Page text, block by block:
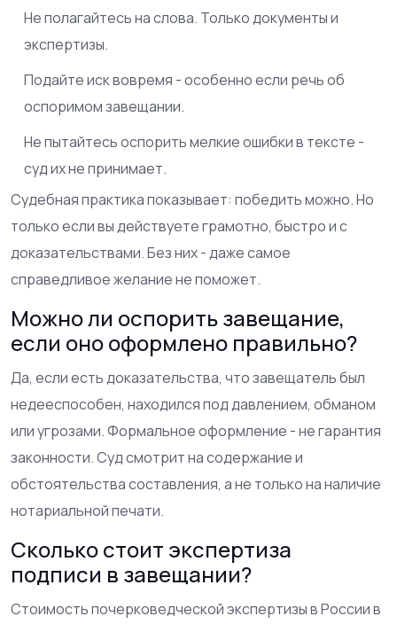
Не полагайтесь на слова. Только документы и
экспертизы.
Подайте иск вовремя - особенно если речь об
оспоримом завещании.
Не пытайтесь оспорить мелкие ошибки в тексте -
суд их не принимает.
Судебная практика показывает: победить можно. Но
только если вы действуете грамотно, быстро и с
доказательствами. Без них - даже самое
справедливое желание не поможет.
Можно ли оспорить завещание,
если оно оформлено правильно?
Да, если есть доказательства, что завещатель был
недееспособен, находился под давлением, обманом
или угрозами. Формальное оформление - не гарантия
законности. Суд смотрит на содержание и
обстоятельства составления, а не только на наличие
нотариальной печати.
Сколько стоит экспертиза
подписи в завещании?
Стоимость почерковедческой экспертизы в России в